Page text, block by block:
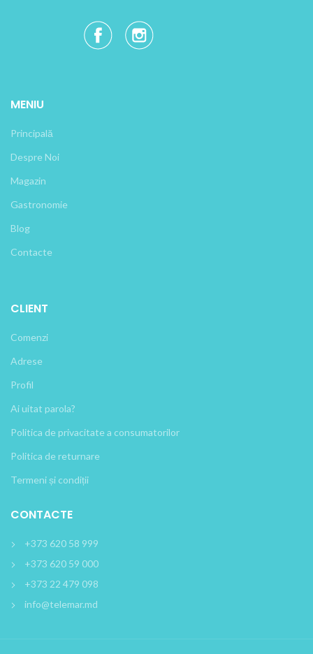
MENIU
Principală
Despre Noi
Magazin
Gastronomie
Blog
Contacte
CLIENT
Comenzi
Adrese
Profil
Ai uitat parola?
Politica de privacitate a consumatorilor
Politica de returnare
Termeni și condiții
CONTACTE
+373 620 58 999
+373 620 59 000
+373 22 479 098
info@telemar.md